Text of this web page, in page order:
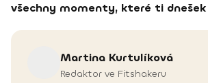
všechny momenty, které ti dnešek
Martina Kurtulíková
Redaktor ve Fitshakeru